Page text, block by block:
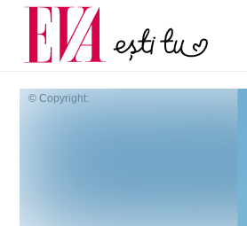
© Copyright:
Carieră
Actualitate